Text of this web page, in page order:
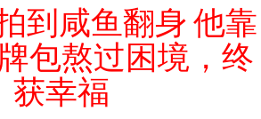
到咸鱼翻身 他靠
包熬过困境，终
获幸福